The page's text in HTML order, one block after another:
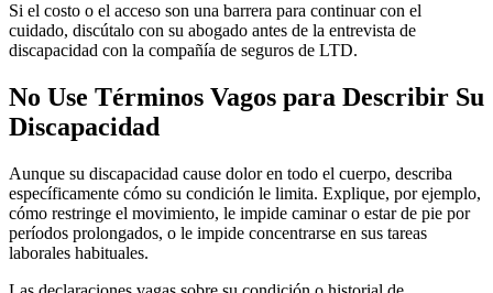
Si el costo o el acceso son una barrera para continuar con el
cuidado, discútalo con su abogado antes de la entrevista de
discapacidad con la compañía de seguros de LTD.
No Use Términos Vagos para Describir Su
Discapacidad
Aunque su discapacidad cause dolor en todo el cuerpo, describa
específicamente cómo su condición le limita. Explique, por ejemplo,
cómo restringe el movimiento, le impide caminar o estar de pie por
períodos prolongados, o le impide concentrarse en sus tareas
laborales habituales.